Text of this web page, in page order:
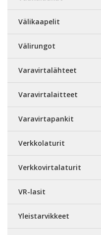
Välikaapelit
Välirungot
Varavirtalähteet
Varavirtalaitteet
Varavirtapankit
Verkkolaturit
Verkkovirtalaturit
VR-lasit
Yleistarvikkeet